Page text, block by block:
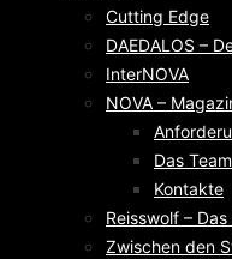
Cutting Edge
DAEDALOS –
InterNOVA
NOVA –
Das
Kontakte
Reisswolf –
Zwischen den